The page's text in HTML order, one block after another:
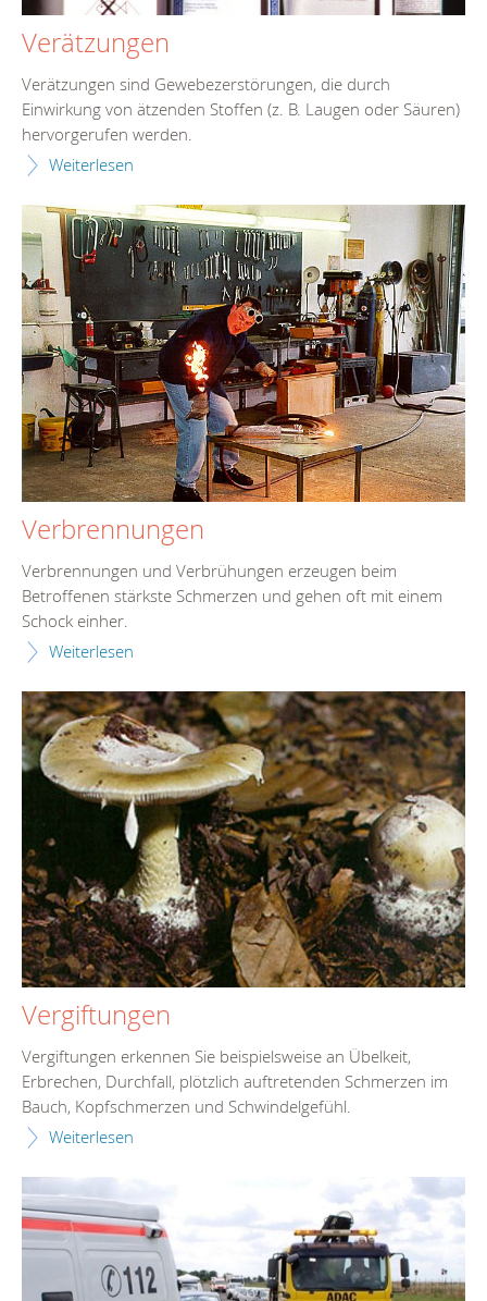
Verätzungen
Verätzungen sind Gewebezerstörungen, die durch
Einwirkung von ätzenden Stoffen (z. B. Laugen oder Säuren)
hervorgerufen werden.
Weiterlesen
Verbrennungen
Verbrennungen und Verbrühungen erzeugen beim
Betroffenen stärkste Schmerzen und gehen oft mit einem
Schock einher.
Weiterlesen
Vergiftungen
Vergiftungen erkennen Sie beispielsweise an Übelkeit,
Erbrechen, Durchfall, plötzlich auftretenden Schmerzen im
Bauch, Kopfschmerzen und Schwindelgefühl.
Weiterlesen